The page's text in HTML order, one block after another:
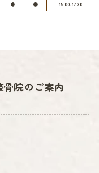
● ●
15:00-17:30
院のご案内